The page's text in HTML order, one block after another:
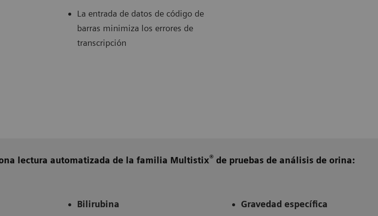
La entrada de datos de código de
barras minimiza los errores de
transcripción
lectura automatizada de la familia Multistix® de pruebas de análisis de orina:
Bilirubina
Gravedad específica